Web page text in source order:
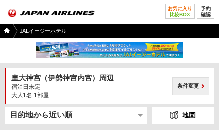
お気に入り
比較BOX
予約
確認
国内
ツア
JALイージーホテル
皇大神宮（伊勢神宮内宮）周辺
宿泊日未定
大人1名 1部屋
条件変更
地図